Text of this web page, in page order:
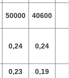
50000 40600
0,24 0,24
0,23
0,19